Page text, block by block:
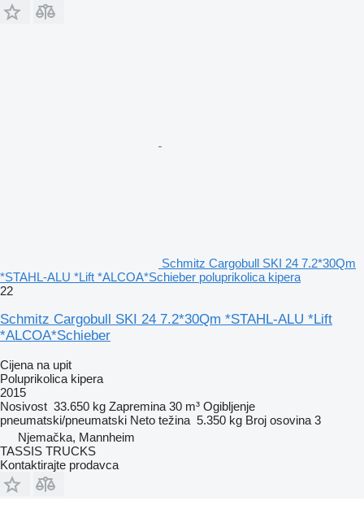
Schmitz Cargobull SKI 24 7.2*30Qm
*STAHL-ALU *Lift *ALCOA*Schieber poluprikolica kipera
22
Schmitz Cargobull SKI 24 7.2*30Qm *STAHL-ALU *Lift
*ALCOA*Schieber
Cijena na upit
Poluprikolica kipera
2015
Nosivost 33.650 kg Zapremina 30 m³ Ogibljenje
pneumatski/pneumatski Neto težina 5.350 kg Broj osovina 3
Njemačka, Mannheim
TASSIS TRUCKS
Kontaktirajte prodavca